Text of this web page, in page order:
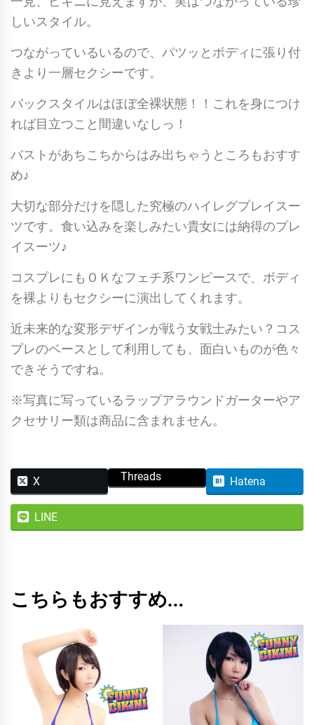
ィ
ア
ド
ッ
プ
極
ハ
レ
グ
マ
イ
ク
ワ
ン
ピ
ー
ス
イ
ス
ー
ル
しいスタイル。
つながっているいるので、パツッとボディに張り付
きより一層セクシーです。
バックスタイルはほぼ全裸状態！！これを身につけ
れば目立つこと間違いなしっ！
バストがあちこちからはみ出ちゃうところもおすす
め♪
大切な部分だけを隠した究極のハイレグプレイスー
ツです。食い込みを楽しみたい貴女には納得のプレ
イスーツ♪
コスプレにもＯＫなフェチ系ワンピースで、ボディ
を裸よりもセクシーに演出してくれます。
近未来的な変形デザインが戦う女戦士みたい？コス
プレのベースとして利用しても、面白いものが色々
できそうですね。
※写真に写っているラップアラウンドガーターやア
クセサリー類は商品に含まれません。
X Threads Hatena
LINE
こちらもおすすめ…